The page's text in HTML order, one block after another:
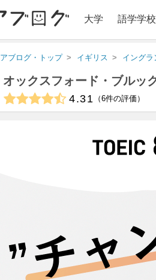
大学 語学学校
アブログ・トップ イギリス イングラ
オックスフォード・ブルッ
4.31 6件の評価